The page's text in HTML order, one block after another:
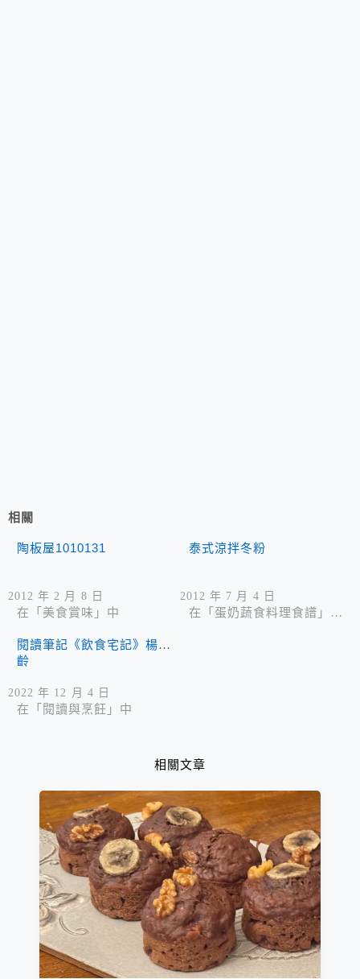
相關
陶板屋1010131
2012 年 2 月 8 日
在「美食賞味」中
泰式涼拌冬粉
2012 年 7 月 4 日
在「蛋奶蔬食料理食譜」中
閱讀筆記《飲食宅記》楊佳
齡
2022 年 12 月 4 日
在「閱讀與烹飪」中
相關文章